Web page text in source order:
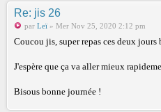
Re: jis 26
par Leï » Mer Nov 25, 2020 2:12 pm
Coucou jis, super repas ces deux jours
J'espère que ça va aller mieux
Bisous bonne journée !